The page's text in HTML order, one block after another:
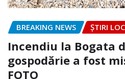
BREAKING NEWS ȘTIRI
Incendiu la Bogata
gospodărie a fost
FOTO